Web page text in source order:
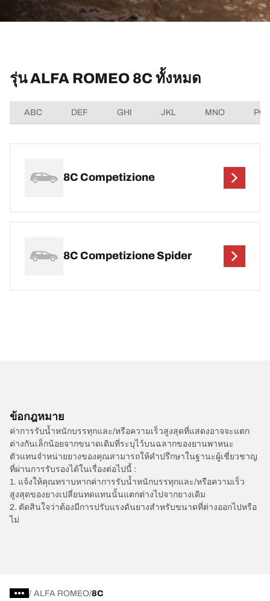
รุ่น ALFA ROMEO 8C ทั้งหมด
ABC DEF GHI JKL MNO
8C Competizione
8C Competizione Spider
ข้อกฎหมาย
ค่าการรับน้ำหนักบรรทุกและ/หรือความเร็วสูงสุดที่แสดงอาจจะแตก
ต่างกันเล็กน้อยจากขนาดเดิมที่ระบุไว้บนฉลากของยานพาหนะ
ตัวแทนจำหน่ายยางของคุณสามารถให้คำปรึกษาในฐานะผู้เชี่ยวชาญ
ที่ผ่านการรับรองได้ในเรื่องต่อไปนี้ :
1. แจ้งให้คุณทราบหากค่าการรับน้ำหนักบรรทุกและ/หรือความเร็ว
สูงสุดของยางเปลี่ยนทดแทนนั้นแตกต่างไปจากยางเดิม
2. ตัดสินใจว่าต้องมีการปรับแรงดันยางสำหรับขนาดที่ต่างออกไปหรือ
ไม่
/ ALFA ROMEO 8C